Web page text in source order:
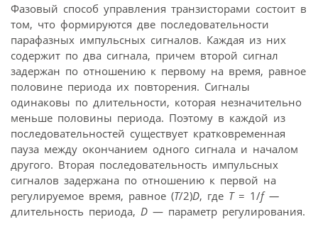
Фазовый способ управления транзисторами состоит в
том, что формируются две последовательности
парафазных импульсных сигналов. Каждая из них
содержит по два сигнала, причем второй сигнал
задержан по отношению к первому на время, равное
половине периода их повторения. Сигналы
одинаковы по длительности, которая незначительно
меньше половины периода. Поэтому в каждой из
последовательностей существует кратковременная
пауза между окончанием одного сигнала и началом
другого. Вторая последовательность импульсных
сигналов задержана по отношению к первой на
регулируемое время, равное (T/2)D, где T= 1/f —
длительность периода, D — параметр регулирования.